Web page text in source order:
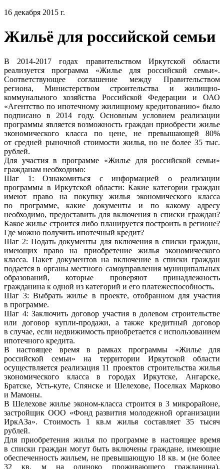
16 декабря 2015 г.
Жильё для российской семьи
В 2014-2017 годах правительством Иркутской области
реализуется программа «Жилье для российской семьи».
Соответствующее соглашение между Правительством
региона, Министерством строительства и жилищно-
коммунального хозяйства Российской Федерации и ОАО
«Агентство по ипотечному жилищному кредитованию» было
подписано в 2014 году. Основным условием реализации
программы является возможность граждан приобрести жилье
экономического класса по цене, не превышающей 80%
от средней рыночной стоимости жилья, но не более 35 тыс.
рублей.
Для участия в программе «Жилье для российской семьи»
гражданам необходимо:
Шаг 1: Ознакомиться с информацией о реализации
программы в Иркутской области: Какие категории граждан
имеют право на покупку жилья экономического класса
по программе, какие документы и по какому адресу
необходимо, предоставить для включения в списки граждан?
Какое жилье строится либо планируется построить в регионе?
Где можно получить ипотечный кредит?
Шаг 2: Подать документы для включения в списки граждан,
имеющих право на приобретение жилья экономического
класса. Пакет документов на включение в списки граждан
подается в органы местного самоуправления муниципальных
образований, которые проверяют принадлежность
гражданина к одной из категорий и его платежеспособность.
Шаг 3: Выбрать жилье в проекте, отобранном для участия
в программе.
Шаг 4: Заключить договор участия в долевом строительстве
или договор купли-продажи, а также кредитный договор
в случае, если недвижимость приобретается с использованием
ипотечного кредита.
В настоящее время в рамках программы «Жилье для
российской семьи» на территории Иркутской области
осуществляется реализация 11 проектов строительства жилья
экономического класса в городах Иркутске, Ангарске,
Братске, Усть-куте, Спянске и Шелехове, Поселках Марково
и Мамоны.
В Шелехове жилье эконом-класса строится в 3 микрорайоне,
застройщик ООО «Фонд развития молодежной организации
ИркАЗа». Стоимость 1 кв.м жилья составляет 35 тысяч
рублей.
Для приобретения жилья по программе в настоящее время
в списки граждан могут быть включены граждане, имеющие
обеспеченность жильем, не превышающую 18 кв. м (не более
32 кв. м на одиноко проживающего гражданина),